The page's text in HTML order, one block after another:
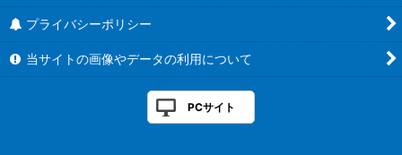
プライバシーポリシー
当サイトの画像やデータの利用について
PCサイト